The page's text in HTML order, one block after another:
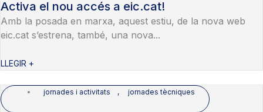
Activa el nou accés a eic.cat!
Amb la posada en marxa, aquest estiu, de la nova web
eic.cat s’estrena, també, una nova...
LLEGIR +
jornades i activitats , jornades tècniques